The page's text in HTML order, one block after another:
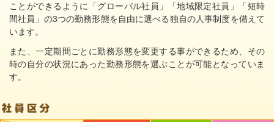
ことができるように「グローバル社員」「地域限定社員」「短時
間社員」の3つの勤務形態を自由に選べる独自の人事制度を備えて
います。
また、一定期間ごとに勤務形態を変更する事ができるため、その
時の自分の状況にあった勤務形態を選ぶことが可能となっていま
す。